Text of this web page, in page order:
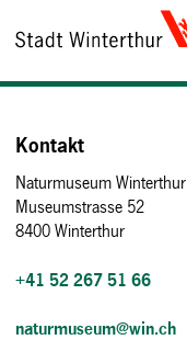
Kontakt
Naturmuseum Winterthur
Museumstrasse 52
8400 Winterthur
+41 52 267 51 66
naturmuseum@win.ch